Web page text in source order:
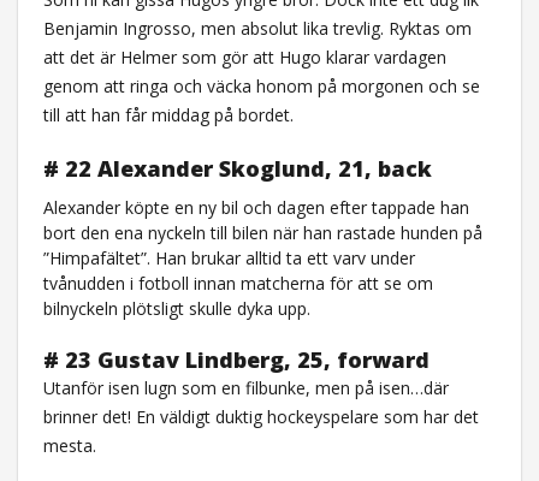
Benjamin Ingrosso, men absolut lika trevlig. Ryktas om
att det är Helmer som gör att Hugo klarar vardagen
genom att ringa och väcka honom på morgonen och se
till att han får middag på bordet.
# 22 Alexander Skoglund, 21, back
Alexander köpte en ny bil och dagen efter tappade han
bort den ena nyckeln till bilen när han rastade hunden på
”Himpafältet”. Han brukar alltid ta ett varv under
tvånudden i fotboll innan matcherna för att se om
bilnyckeln plötsligt skulle dyka upp.
# 23 Gustav Lindberg, 25, forward
Utanför isen lugn som en filbunke, men på isen…där
brinner det! En väldigt duktig hockeyspelare som har det
mesta.